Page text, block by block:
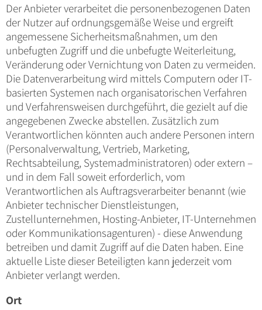
Der Anbieter verarbeitet die personenbezogenen Daten
der Nutzer auf ordnungsgemäße Weise und ergreift
angemessene Sicherheitsmaßnahmen, um den
unbefugten Zugriff und die unbefugte Weiterleitung,
Veränderung oder Vernichtung von Daten zu vermeiden.
Die Datenverarbeitung wird mittels Computern oder IT-
basierten Systemen nach organisatorischen Verfahren
und Verfahrensweisen durchgeführt, die gezielt auf die
angegebenen Zwecke abstellen. Zusätzlich zum
Verantwortlichen könnten auch andere Personen intern
(Personalverwaltung, Vertrieb, Marketing,
Rechtsabteilung, Systemadministratoren) oder extern –
und in dem Fall soweit erforderlich, vom
Verantwortlichen als Auftragsverarbeiter benannt (wie
Anbieter technischer Dienstleistungen,
Zustellunternehmen, Hosting-Anbieter, IT-Unternehmen
oder Kommunikationsagenturen) - diese Anwendung
betreiben und damit Zugriff auf die Daten haben. Eine
aktuelle Liste dieser Beteiligten kann jederzeit vom
Anbieter verlangt werden.
Ort